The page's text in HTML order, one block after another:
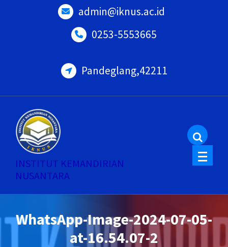
admin@iknus.ac.id
0253-5553665
Pandeglang,42211
INSTITUT KEMANDIRIAN
NUSANTARA
WhatsApp-Image-2024-07-05-
at-16.54.07-2